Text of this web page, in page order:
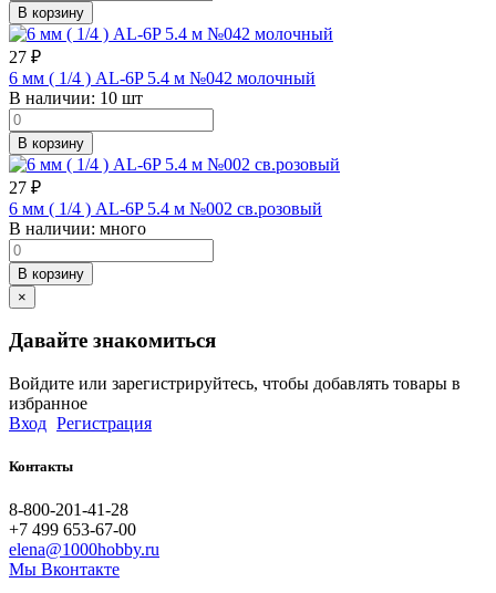
В корзину
27 ₽
6 мм ( 1/4 ) AL-6P 5.4 м №042 молочный
В наличии: 10 шт
В корзину
27 ₽
6 мм ( 1/4 ) AL-6P 5.4 м №002 св.розовый
В наличии: много
В корзину
×
Давайте знакомиться
Войдите или зарегистрируйтесь, чтобы добавлять товары в
избранное
Вход Регистрация
Контакты
8-800-201-41-28
+7 499 653-67-00
elena@1000hobby.ru
Мы Вконтакте